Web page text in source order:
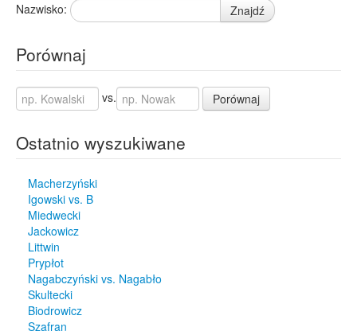
Zabrze
4
Zawiercie
4
Rudniki
Szczepów
2
Złochowice
2
Aleksandria Druga
1
Iwanowice Duże
Kaszyce Milickie
1
Międzyzdroje
Mysłów
Stara Dąbrowa
Waleńczów
Wieliszew
Zwoleń
Żmigród
Nazwisko: Znajdź
Porównaj
vs. Porównaj
Ostatnio wyszukiwane
Macherzyński
Igowski vs. B
Miedwecki
Jackowicz
Littwin
Prypłot
Nagabczyński vs. Nagabło
Skultecki
Biodrowicz
Szafran